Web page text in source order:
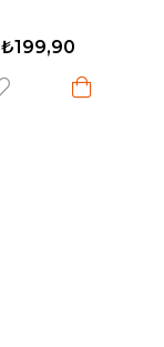
₺199,90